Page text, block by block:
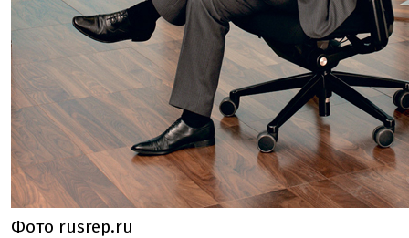
Фото rusrep.ru